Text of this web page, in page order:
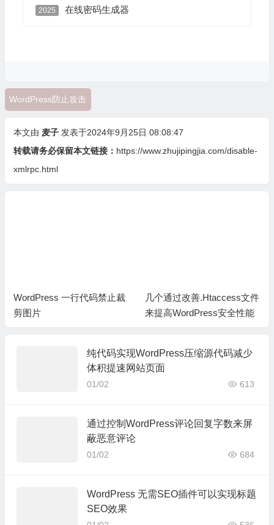
2025 在线密码生成器
WordPress防止攻击
本文由 麦子 发表于2024年9月25日 08:08:47
转载请务必保留本文链接： https://www.zhujipingjia.com/disable-
xmlrpc.html
WordPress 一行代码禁止裁
剪图片
几个通过改善.Htaccess文件
来提高WordPress安全性能
纯代码实现WordPress压缩源代码减少
体积提速网站页面
01/02 613
通过控制WordPress评论回复字数来屏
蔽恶意评论
01/02 684
WordPress 无需SEO插件可以实现标题
SEO效果